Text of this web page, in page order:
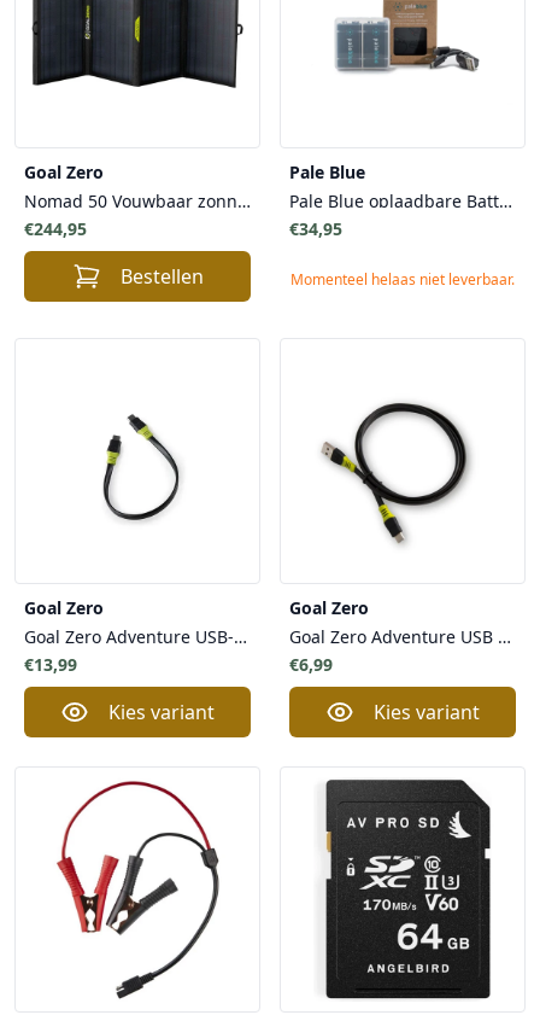
Goal Zero
Nomad 50 Vouwbaar zonnepaneel
€244,95
Bestellen
Pale Blue
Pale Blue oplaadbare Batterijen - 2x 9V Oplaadbare Li-On Batterijen - Duurzaamheid Veilig Snel
€34,95
Momenteel helaas niet leverbaar.
Goal Zero
Goal Zero Adventure USB-C to USB C Kabel - voor Telefoons Tablets
€13,99
Kies variant
Goal Zero
Goal Zero Adventure USB A to USB C Kabel voor Telefoons Tablets
€6,99
Kies variant